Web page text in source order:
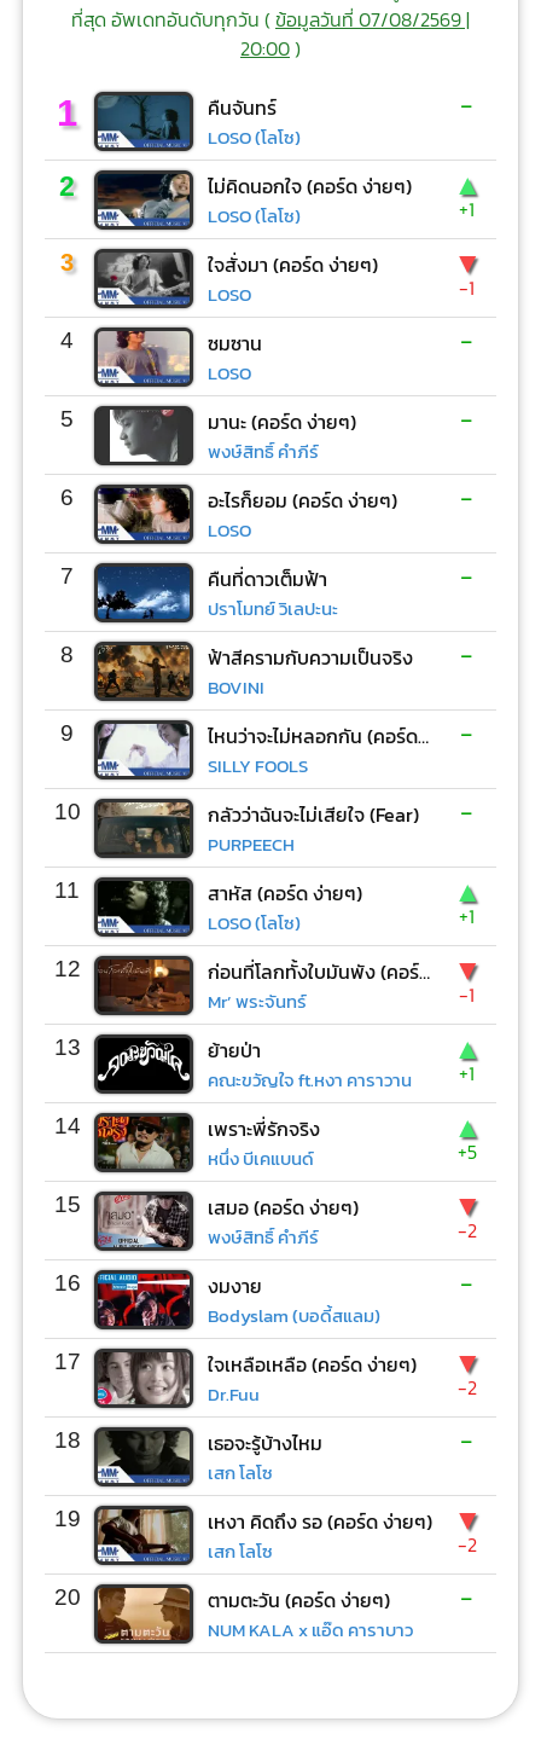
ที่สุด อัพเดทอันดับทุกวัน (ข้อมูลวันที่ 07/08/2569 |
20:00)
1 คืนจันทร์
LOSO (โลโซ)
-
2 ไม่คิดนอกใจ (คอร์ด ง่ายๆ)
LOSO (โลโซ)
▲
+1
3 ใจสั่งมา (คอร์ด ง่ายๆ)
LOSO
▼
-1
4 ซมซาน
LOSO
-
5 มานะ (คอร์ด ง่ายๆ)
พงษ์สิทธิ์ คำภีร์
-
6 อะไรก็ยอม (คอร์ด ง่ายๆ)
LOSO
-
7 คืนที่ดาวเต็มฟ้า
ปราโมทย์ วิเลปะนะ
-
8 ฟ้าสีครามกับความเป็นจริง
BOVINI
-
9 ไหนว่าจะไม่หลอกกัน (คอร์ด ง่ายๆ)
SILLY FOOLS
-
10 กลัวว่าฉันจะไม่เสียใจ (Fear)
PURPEECH
-
11 สาหัส (คอร์ด ง่ายๆ)
LOSO (โลโซ)
▲
+1
12 ก่อนที่โลกทั้งใบมันพัง (คอร์ด ง่ายๆ)
Mr’ พระจันทร์
▼
-1
13 ย้ายป่า
คณะขวัญใจ ft.หงา คาราวาน
▲
+1
14 เพราะพี่รักจริง
หนึ่ง บีเคแบนด์
▲
+5
15 เสมอ (คอร์ด ง่ายๆ)
พงษ์สิทธิ์ คำภีร์
▼
-2
16 งมงาย
Bodyslam (บอดี้สแลม)
-
17 ใจเหลือเหลือ (คอร์ด ง่ายๆ)
Dr.Fuu
▼
-2
18 เธอจะรู้บ้างไหม
เสก โลโซ
-
19 เหงา คิดถึง รอ (คอร์ด ง่ายๆ)
เสก โลโซ
▼
-2
20 ตามตะวัน (คอร์ด ง่ายๆ)
NUM KALA x แอ๊ด คาราบาว
-